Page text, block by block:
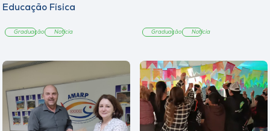
Educação Física
Graduação Notícia Graduação Notícia